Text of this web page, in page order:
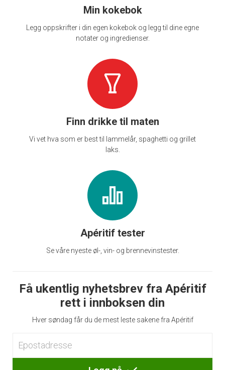
Min kokebok
Legg oppskrifter i din egen kokebok og legg til dine egne
notater og ingredienser.
Finn drikke til maten
Vi vet hva som er best til lammelår, spaghetti og grillet
laks.
Apéritif tester
Se våre nyeste øl-, vin- og brennevinstester.
Få ukentlig nyhetsbrev fra Apéritif
rett i innboksen din
Hver søndag får du de mest leste sakene fra Apéritif